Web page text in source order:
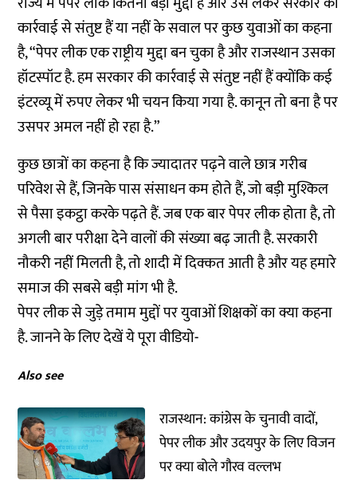
कार्रवाई से संतुष्ट हैं या नहीं के सवाल पर कुछ युवाओं का कहना
है, “पेपर लीक एक राष्ट्रीय मुद्दा बन चुका है और राजस्थान उसका
हॉटस्पॉट है. हम सरकार की कार्रवाई से संतुष्ट नहीं हैं क्योंकि कई
इंटरव्यू में रुपए लेकर भी चयन किया गया है. कानून तो बना है पर
उसपर अमल नहीं हो रहा है.”
कुछ छात्रों का कहना है कि ज्यादातर पढ़ने वाले छात्र गरीब
परिवेश से हैं, जिनके पास संसाधन कम होते हैं, जो बड़ी मुश्किल
से पैसा इकट्ठा करके पढ़ते हैं. जब एक बार पेपर लीक होता है, तो
अगली बार परीक्षा देने वालों की संख्या बढ़ जाती है. सरकारी
नौकरी नहीं मिलती है, तो शादी में दिक्कत आती है और यह हमारे
समाज की सबसे बड़ी मांग भी है.
पेपर लीक से जुड़े तमाम मुद्दों पर युवाओं शिक्षकों का क्या कहना
है. जानने के लिए देखें ये पूरा वीडियो-
Also see
राजस्थान: कांग्रेस के चुनावी वादों,
पेपर लीक और उदयपुर के लिए विजन
पर क्या बोले गौरव वल्लभ